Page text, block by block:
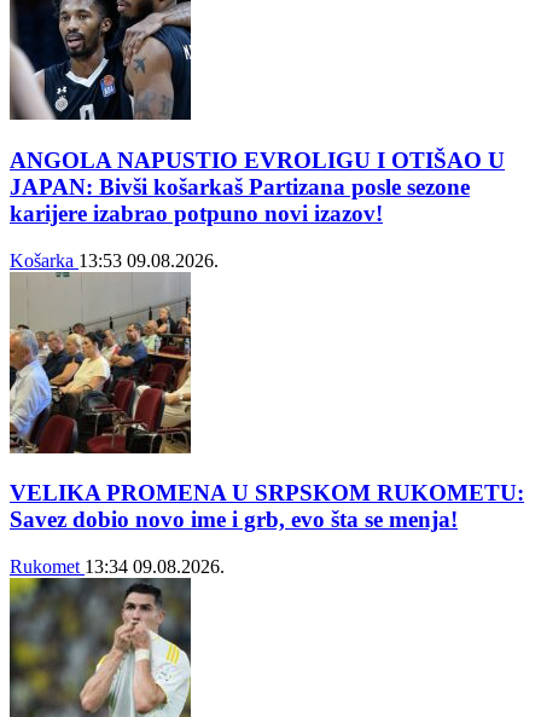
ANGOLA NAPUSTIO EVROLIGU I OTIŠAO U
JAPAN: Bivši košarkaš Partizana posle sezone
karijere izabrao potpuno novi izazov!
Košarka 13:53 09.08.2026.
VELIKA PROMENA U SRPSKOM RUKOMETU:
Savez dobio novo ime i grb, evo šta se menja!
Rukomet 13:34 09.08.2026.